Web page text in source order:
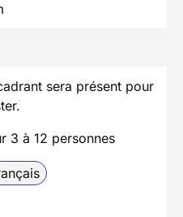
sera présent pour
3 à 12 personnes